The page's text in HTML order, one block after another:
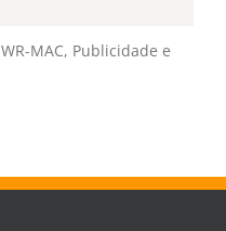
WR-MAC, Publicidade e